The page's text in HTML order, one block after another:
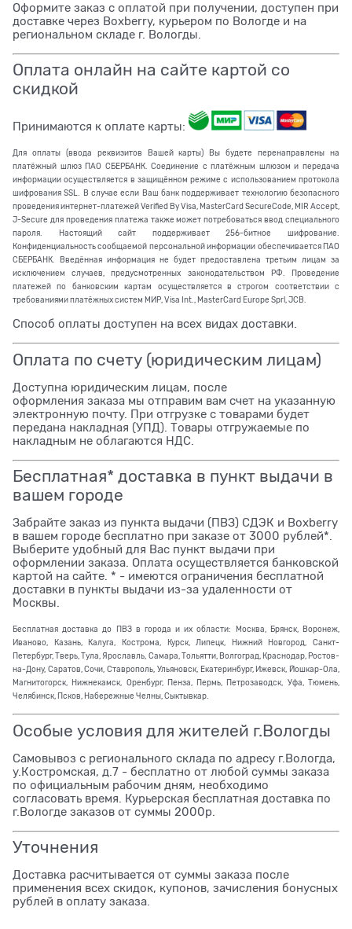
Оформите заказ с оплатой при получении, доступен при
доставке через Boxberry, курьером по Вологде и на
региональном складе г. Вологды.
Оплата онлайн на сайте картой со
скидкой
Принимаются к оплате карты:
Для оплаты (ввода реквизитов Вашей карты) Вы будете перенаправлены на
платёжный шлюз ПАО СБЕРБАНК. Соединение с платёжным шлюзом и передача
информации осуществляется в защищённом режиме с использованием протокола
шифрования SSL. В случае если Ваш банк поддерживает технологию безопасного
проведения интернет-платежей Verified By Visa, MasterCard SecureCode, MIR Accept,
J-Secure для проведения платежа также может потребоваться ввод специального
пароля. Настоящий сайт поддерживает 256-битное шифрование.
Конфиденциальность сообщаемой персональной информации обеспечивается ПАО
СБЕРБАНК. Введённая информация не будет предоставлена третьим лицам за
исключением случаев, предусмотренных законодательством РФ. Проведение
платежей по банковским картам осуществляется в строгом соответствии с
требованиями платёжных систем МИР, Visa Int., MasterCard Europe Sprl, JCB.
Способ оплаты доступен на всех видах доставки.
Оплата по счету (юридическим лицам)
Доступна юридическим лицам, после
оформления заказа мы отправим вам счет на указанную
электронную почту. При отгрузке с товарами будет
передана накладная (УПД). Товары отгружаемые по
накладным не облагаются НДС.
Бесплатная* доставка в пункт выдачи в
вашем городе
Забрайте заказ из пункта выдачи (ПВЗ) СДЭК и Boxberry
в вашем городе бесплатно при заказе от 3000 рублей*.
Выберите удобный для Вас пункт выдачи при
оформлении заказа. Оплата осуществляется банковской
картой на сайте. * - имеются ограничения бесплатной
доставки в пункты выдачи из-за удаленности от
Москвы.
Бесплатная доставка до ПВЗ в города и их области: Москва, Брянск, Воронеж,
Иваново, Казань, Калуга, Кострома, Курск, Липецк, Нижний Новгород, Санкт-
Петербург, Тверь, Тула, Ярославль, Самара, Тольятти, Волгоград, Краснодар, Ростов-
на-Дону, Саратов, Сочи, Ставрополь, Ульяновск, Екатеринбург, Ижевск, Йошкар-Ола,
Магнитогорск, Нижнекамск, Оренбург, Пенза, Пермь, Петрозаводск, Уфа, Тюмень,
Челябинск, Псков, Набережные Челны, Сыктывкар.
Особые условия для жителей г.Вологды
Самовывоз с регионального склада по адресу г.Вологда,
у.Костромская, д.7 - бесплатно от любой суммы заказа
по официальным рабочим дням, необходимо
согласовать время. Курьерская бесплатная доставка по
г.Вологде заказов от суммы 2000р.
Уточнения
Доставка расчитывается от суммы заказа после
применения всех скидок, купонов, зачисления бонусных
рублей в оплату заказа.